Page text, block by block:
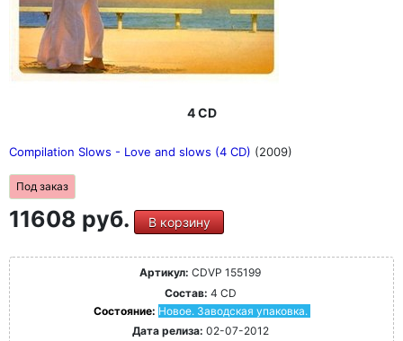
4 CD
Compilation Slows - Love and slows (4 CD) (2009)
Под заказ
11608 руб. В корзину
Артикул: CDVP 155199
Состав: 4 CD
Состояние: Новое. Заводская упаковка.
Дата релиза: 02-07-2012